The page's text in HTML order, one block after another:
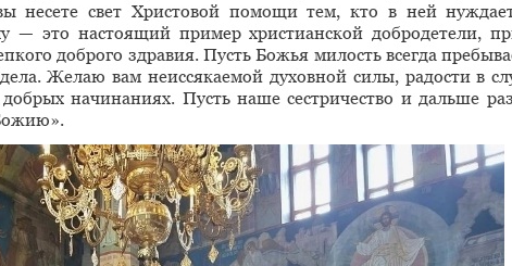
несете свет Христовой помощи тем, кто в ней
— это настоящий пример христианской добродетели,
доброго здравия. Пусть Божья милость всегда
Желаю вам неиссякаемой духовной силы, радости в
начинаниях. Пусть наше сестричество и дальше